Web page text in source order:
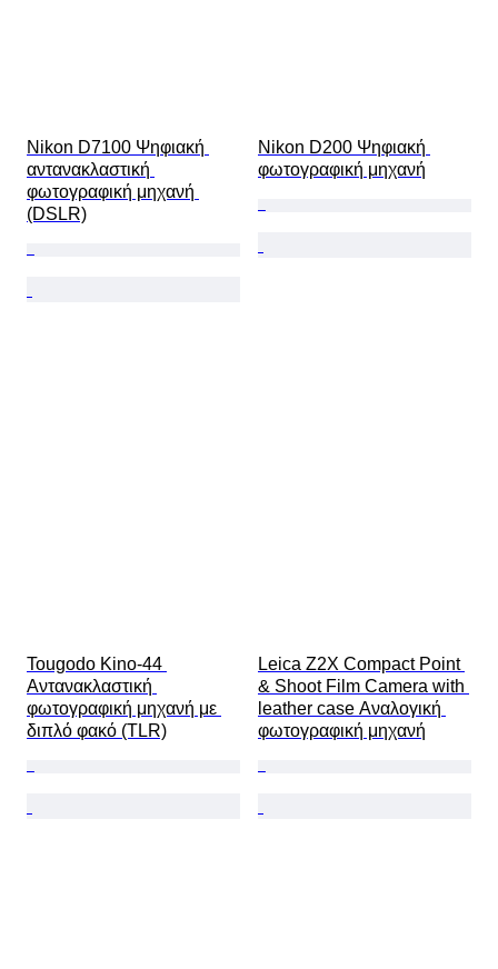
Nikon D7100 Ψηφιακή
αντανακλαστική
φωτογραφική μηχανή
(DSLR)
Nikon D200 Ψηφιακή
φωτογραφική μηχανή
Tougodo Kino-44
Αντανακλαστική
φωτογραφική μηχανή με
διπλό φακό (TLR)
Leica Z2X Compact Point
& Shoot Film Camera with
leather case Αναλογική
φωτογραφική μηχανή